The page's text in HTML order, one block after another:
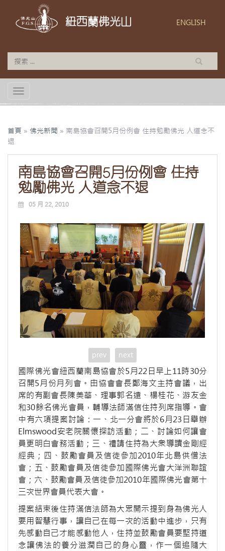
紐西蘭佛光山 ENGLISH
TOGGLE NAVIGATION
首頁 » 佛光新聞 » 南島協會召開5月份例會 住持勉勵佛光 人道念不
退
南島協會召開5月份例會 住持
勉勵佛光 人道念不退
05 月 22, 2010
prev next
國際佛光會紐西蘭南島協會於5月22日早上11時30分
召開5月份月列會。由協會會長鄭海文主持會議，出
席的有副會長陳美華、理事郭名遠、楊桂花、游友金
和30餘名佛光會員，輔導法師滿信住持列席指導。會
中有六項提案討論：一、北一分會將於6月23日舉辦
Elmswood安老院關懷探訪活動；二、討論如何讓會
員更明白會務活動；三、禮請住持為大衆導讀金剛經
經典；四、鼓勵會員及信徒參加2010年北島供僧法
會；五、鼓勵會員及信徒參加國際佛光會大洋洲聯誼
會；六、鼓勵會員及信徒參加2010年國際佛光會第十
三次世界會員代表大會。
提案結束後住持滿信法師為大眾開示提到身為佛光人
要用智慧行事，讓自己在每一次的活動中進步，只有
先感動自己才能感動他人，住持並鼓勵會員要堅持道
念讓佛法的養分滋潤自己的身心靈，作一個追隨大